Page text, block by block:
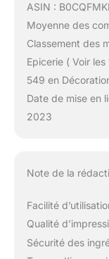
ASIN :
Moyenne des
Classement des
Epicerie ( Voir
549 en
Date de mise en
2023
Note de la
Facilité
Qualité
Sécurité des